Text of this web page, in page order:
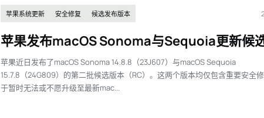
苹果系统更新 安全修复 候选发布版本
苹果发布macOS Sonoma与Sequoia更新候
苹果近日发布了macOS Sonoma 14.8.8（23J607）与macOS Sequoia
15.7.8（24G809）的第二批候选版本（RC）。这两个版本均仅包含重要安全
于暂时无法或不愿升级至最新mac...